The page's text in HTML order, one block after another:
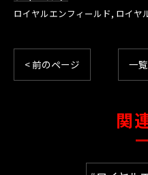
ロイヤルエンフィールド ロイヤ
< 前のページ 一
関